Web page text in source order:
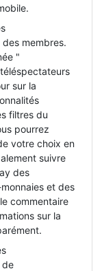
membres.
"
sur la
filtres du
pourrez
votre choix en
suivre
des
et des
commentaire
sur la
de